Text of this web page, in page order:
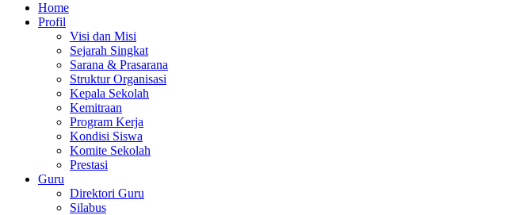
Home
Profil
Visi dan Misi
Sejarah Singkat
Sarana & Prasarana
Struktur Organisasi
Kepala Sekolah
Kemitraan
Program Kerja
Kondisi Siswa
Komite Sekolah
Prestasi
Guru
Direktori Guru
Silabus